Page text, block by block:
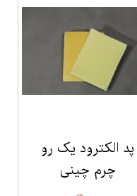
پد الکترود یک رو
چرم چینی